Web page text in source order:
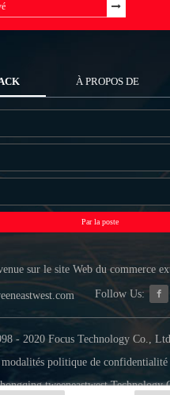
À PROPOS DE
NOUS
Par la poste
sur le site Web du commerce
Follow Us:
- 2020 Focus Technology Co.,
modalités politique de confidentialité
tweeneastwest Technology